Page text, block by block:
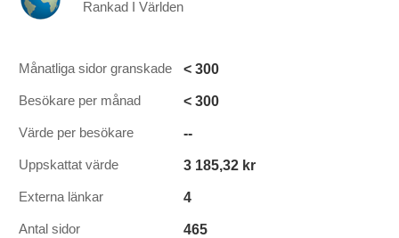
Rankad I Världen
Månatliga sidor granskade < 300
Besökare per månad < 300
Värde per besökare --
Uppskattat värde 3 185,32 kr
Externa länkar 4
Antal sidor 465